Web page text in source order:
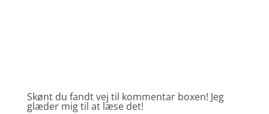
Skønt du fandt vej til kommentar boxen! Jeg
glæder mig til at læse det!